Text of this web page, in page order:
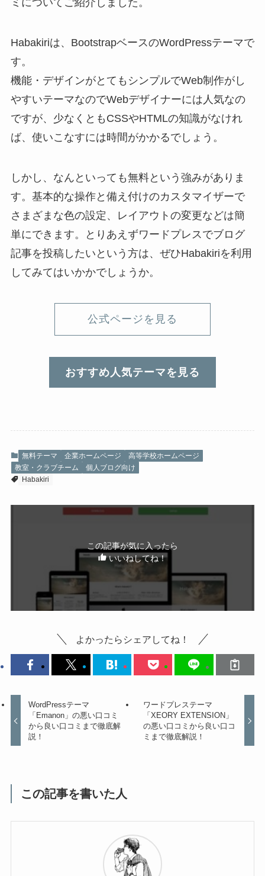
ミについてご紹介しました。
Habakiriは、BootstrapベースのWordPressテーマで
す。
機能・デザインがとてもシンプルでWeb制作がし
やすいテーマなのでWebデザイナーには人気なの
ですが、少なくともCSSやHTMLの知識がなけれ
ば、使いこなすには時間がかかるでしょう。
しかし、なんといっても無料という強みがありま
す。基本的な操作と備え付けのカスタマイザーで
さまざまな色の設定、レイアウトの変更などは簡
単にできます。とりあえずワードプレスでブログ
記事を投稿したいという方は、ぜひHabakiriを利用
してみてはいかかでしょうか。
公式ページを見る
おすすめ人気テーマを見る
無料テーマ 企業ホームページ
高等学校ホームページ
教室・クラブチーム
個人ブログ向け
Habakiri
この記事が気に入ったら
いいねしてね！
よかったらシェアしてね！
WordPressテーマ
「Emanon」の悪い口コミ
から良い口コミまで徹底解
説！
ワードプレステーマ
「XEORY EXTENSION」
の悪い口コミから良い口コ
ミまで徹底解説！
この記事を書いた人